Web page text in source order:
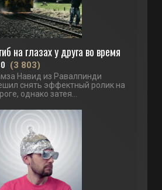
на глазах у друга во время
(3 803)
Навид из Равалпинди
снять эффектный ролик на
однако затея...